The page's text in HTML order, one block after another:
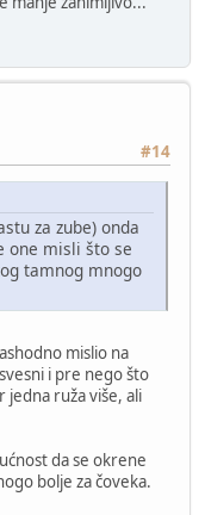
#14
za zube) onda
one misli što se
tamnog mnogo
mislio na
i pre nego što
jedna ruža više, ali
da se okrene
bolje za čoveka.